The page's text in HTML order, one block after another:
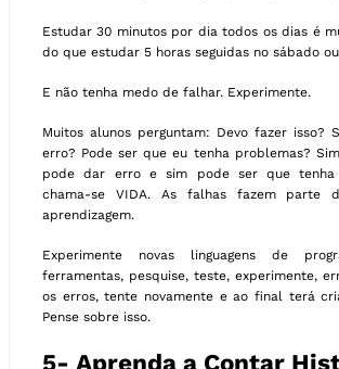
Estudar 30 minutos por dia todos os dias é
do que estudar 5 horas seguidas no sábado
E não tenha medo de falhar. Experimente.
Muitos alunos perguntam: Devo fazer isso?
erro? Pode ser que eu tenha problemas?
pode dar erro e sim pode ser que tenha
chama-se VIDA. As falhas fazem parte
aprendizagem.
Experimente novas linguagens de
ferramentas, pesquise, teste, experimente,
os erros, tente novamente e ao final terá
Pense sobre isso.
5- Aprenda a Contar